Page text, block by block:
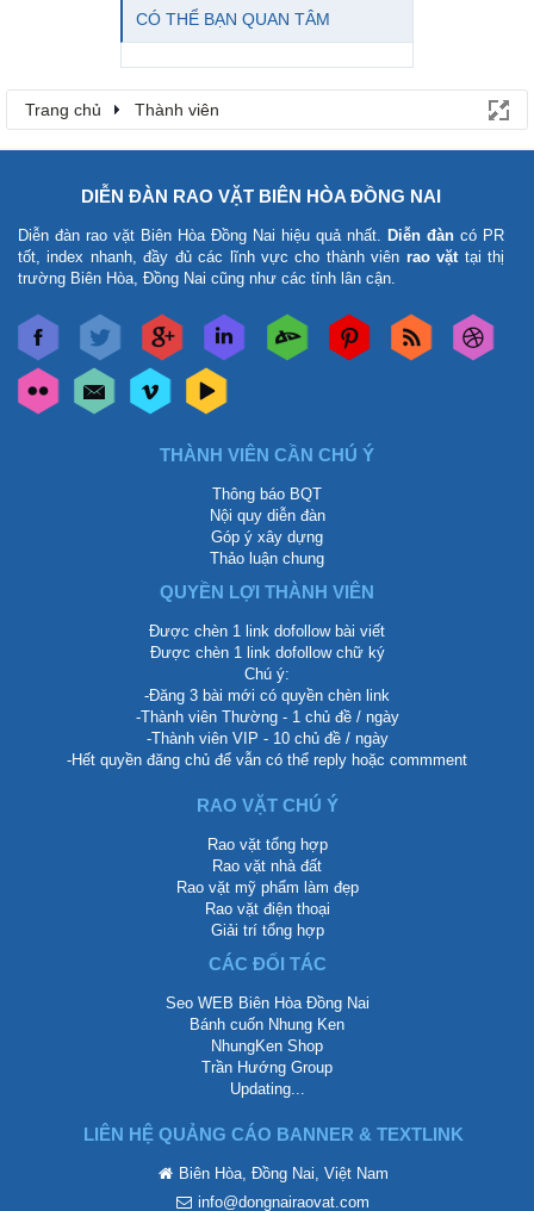
CÓ THỂ BẠN QUAN TÂM
Trang chủ Thành viên
DIỄN ĐÀN RAO VẶT BIÊN HÒA ĐỒNG NAI
Diễn đàn rao vặt Biên Hòa Đồng Nai hiệu quả nhất. Diễn đàn có PR
tốt, index nhanh, đầy đủ các lĩnh vực cho thành viên rao vặttại thị
trường Biên Hòa, Đồng Nai cũng như các tỉnh lân cận.
THÀNH VIÊN CẦN CHÚ Ý
Thông báo BQT
Nội quy diễn đàn
Góp ý xây dựng
Thảo luận chung
QUYỀN LỢI THÀNH VIÊN
Được chèn 1 link dofollow bài viết
Được chèn 1 link dofollow chữ ký
Chú ý:
-Đăng 3 bài mới có quyền chèn link
-Thành viên Thường - 1 chủ đề / ngày
-Thành viên VIP - 10 chủ đề / ngày
-Hết quyền đăng chủ để vẫn có thể reply hoặc commment
RAO VẶT CHÚ Ý
Rao vặt tổng hợp
Rao vặt nhà đất
Rao vặt mỹ phẩm làm đẹp
Rao vặt điện thoại
Giải trí tổng hợp
CÁC ĐỐI TÁC
Seo WEB Biên Hòa Đồng Nai
Bánh cuốn Nhung Ken
NhungKen Shop
Trần Hướng Group
Updating...
LIÊN HỆ QUẢNG CÁO BANNER & TEXTLINK
Biên Hòa, Đồng Nai, Việt Nam
info@dongnairaovat.com